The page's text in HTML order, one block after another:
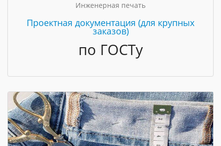
Инженерная печать
Проектная документация (для крупных
заказов)
по ГОСТу